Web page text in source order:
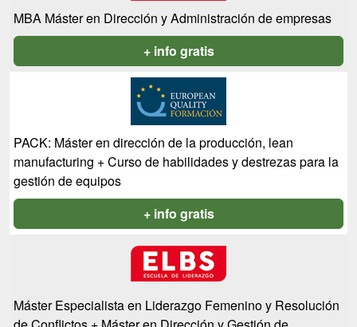
MBA Máster en Dirección y Administración de empresas
+ info gratis
PACK: Máster en dirección de la producción, lean
manufacturing + Curso de habilidades y destrezas para la
gestión de equipos
+ info gratis
Máster Especialista en Liderazgo Femenino y Resolución